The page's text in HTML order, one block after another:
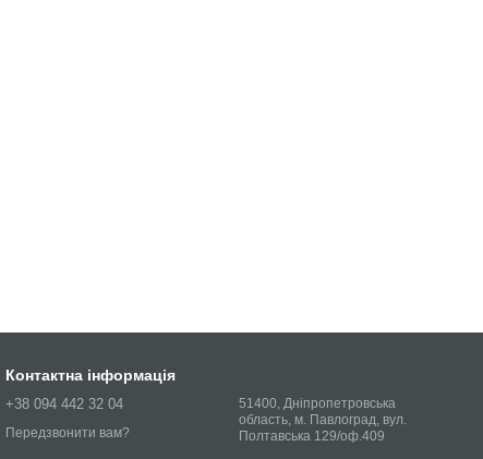
Контактна інформація
+38 094 442 32 04
Передзвонити вам?
51400, Дніпропетровська
область, м. Павлоград, вул.
Полтавська 129/оф.409